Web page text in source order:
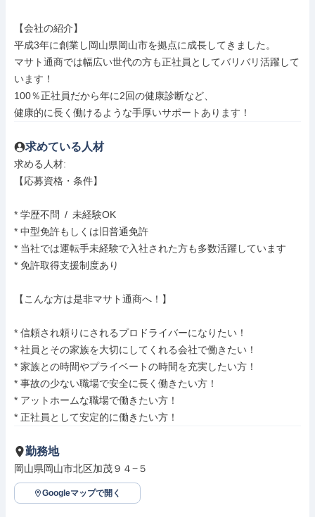
【会社の紹介】
平成3年に創業し岡山県岡山市を拠点に成長してきました。
マサト通商では幅広い世代の方も正社員としてバリバリ活躍して
います！
100％正社員だから年に2回の健康診断など、
健康的に長く働けるような手厚いサポートあります！
求めている人材
求める人材:
【応募資格・条件】
* 学歴不問 / 未経験OK
* 中型免許もしくは旧普通免許
* 当社では運転手未経験で入社された方も多数活躍しています
* 免許取得支援制度あり
【こんな方は是非マサト通商へ！】
* 信頼され頼りにされるプロドライバーになりたい！
* 社員とその家族を大切にしてくれる会社で働きたい！
* 家族との時間やプライベートの時間を充実したい方！
* 事故の少ない職場で安全に長く働きたい方！
* アットホームな職場で働きたい方！
* 正社員として安定的に働きたい方！
勤務地
岡山県岡山市北区加茂９４−５
Googleマップで開く